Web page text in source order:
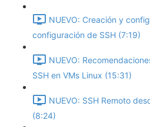
NUEVO: Creación y
configuración de SSH (7:19)
NUEVO:
SSH en VMs Linux (15:31)
NUEVO: SSH Remoto
(8:24)